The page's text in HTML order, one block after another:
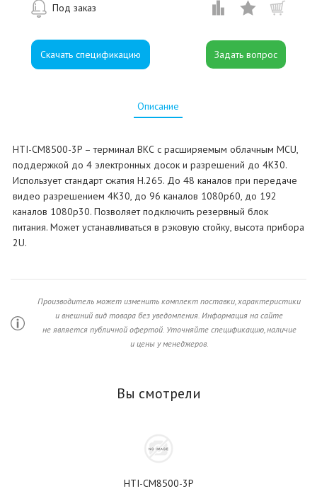
Под заказ
Скачать спецификацию
Описание
HTI-CM8500-3P – терминал ВКС с расширяемым облачным MCU,
поддержкой до 4 электронных досок и разрешений до 4К30.
Использует стандарт сжатия H.265. До 48 каналов при передаче
видео разрешением 4К30, до 96 каналов 1080p60, до 192
каналов 1080p30. Позволяет подключить резервный блок
питания. Может устанавливаться в рэковую стойку, высота прибора
2U.
Производитель может изменить комплект поставки, характеристики
и внешний вид товара без уведомления. Информация на сайте
не является публичной офертой. Уточняйте спецификацию, наличие
и цены у менеджеров.
Вы смотрели
HTI-CM8500-3P